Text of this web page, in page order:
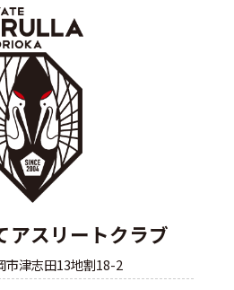
アスリートクラブ
市津志田13地割18-2